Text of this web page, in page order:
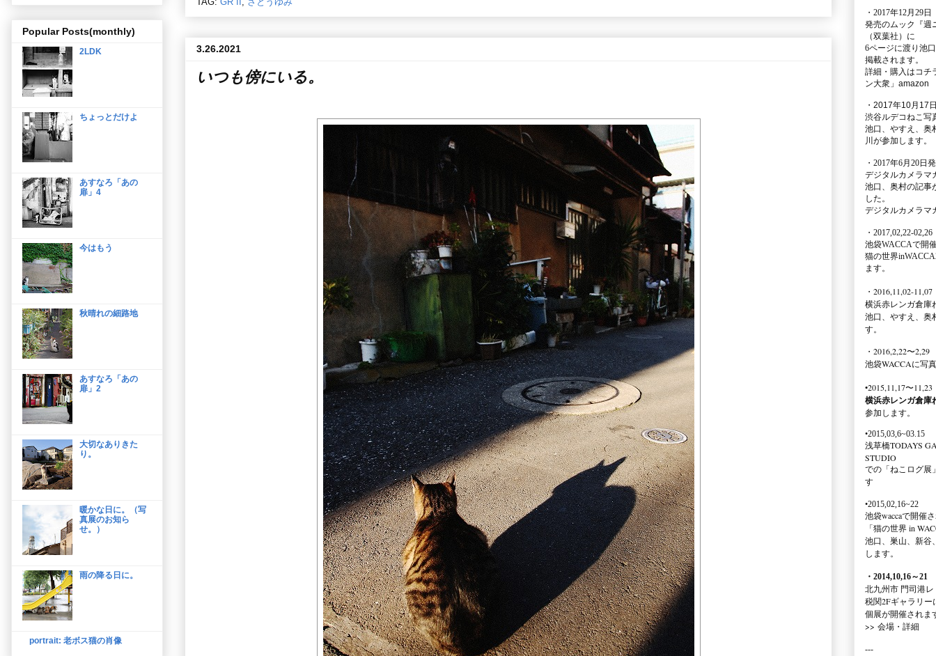
3.26.2021
いつも傍にいる。
Popular Posts(monthly)
2LDK
ちょっとだけよ
あすなろ「あの
扉」4
今はもう
秋晴れの細路地
あすなろ「あの
扉」2
大切なありきた
り。
暖かな日に。（写
真展のお知ら
せ。）
雨の降る日に。
portrait: 老ボス猫の肖像
・ 2017年12月29日
発売のムック
『
（双葉社）に
6ページに渡り 池
掲載されます。
詳細・購入はコ
ン大衆」amazon
・2017年10月17
渋谷ルデコねこ写
池口、やすえ、奥
川が参加します。
・2017年6月20日
デジタルカメラマ
池口、奥村の記事
した。
デジタルカメラマ
・2017,02,22-02,26
池袋WACCAで開
猫の世界
ます。
・2016,11,02-11,07
横浜赤レンガ倉庫
池口、やすえ、奥
す。
・2016,2,22〜2,29
池袋WACCAに写
•2015,11,17〜11,23
横浜赤レンガ倉庫
参加します。
•2015,03,6~03.15
浅草橋TODAYS
STUDIO
での 「ねこログ展
す
•2015,02,16~22
池袋waccaで開催
「猫の世界 in
池口、巣山、新谷
します。
・2014,10,16～21
北九州市 門司港
税関2Fギャラリー
個展が開催されま
>> 会場・詳細
---